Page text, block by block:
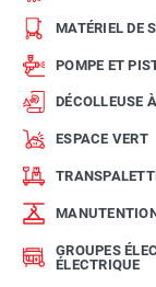
MATÉRIEL DE
POMPE ET
DÉCOLLEUSE
ESPACE VERT
GROUPES
ÉLECTRIQUE